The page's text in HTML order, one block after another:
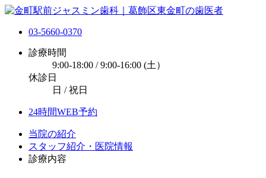
03-5660-0370
診療時間
9:00-18:00 / 9:00-16:00 (土）
休診日
日 / 祝日
24時間WEB予約
当院の紹介
スタッフ紹介・医院情報
診療内容